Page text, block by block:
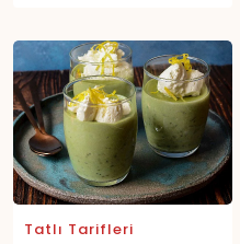
Tatlı Tarifleri